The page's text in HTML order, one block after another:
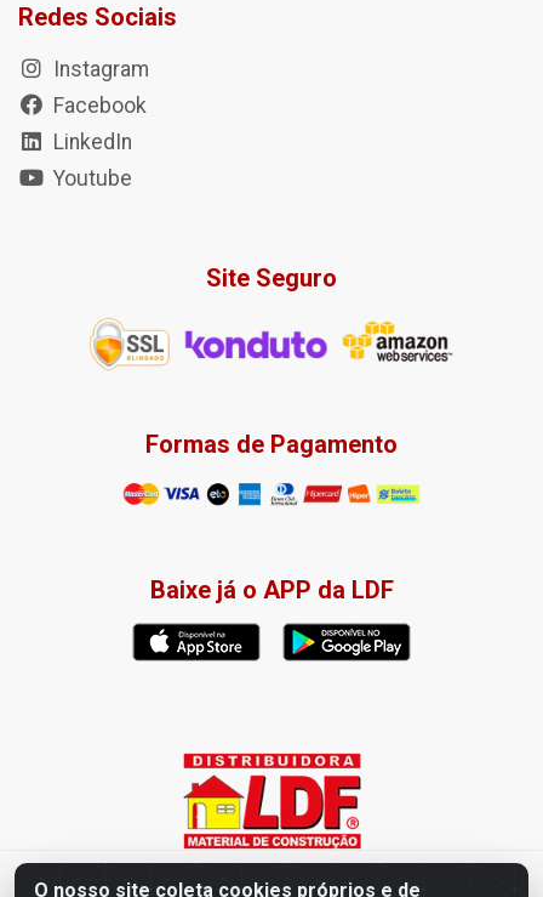
O nosso site coleta cookies próprios e de
Redes Sociais
Instagram
Facebook
LinkedIn
Youtube
Site Seguro
Formas de Pagamento
Baixe já o APP da LDF
Distribuidora LDF - Av. Presidente Tancredo Neves, 203 – Bairro